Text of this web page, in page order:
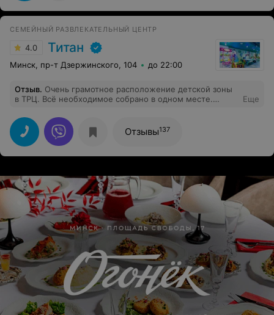
СЕМЕЙНЫЙ РАЗВЛЕКАТЕЛЬНЫЙ ЦЕНТР
4.0 Титан
Минск, пр-т Дзержинского, 104 до 22:00
Отзыв. Очень грамотное расположение детской зоны
в ТРЦ. Всё необходимое собрано в одном месте.
ребёнка.
Еще
Отзывы137